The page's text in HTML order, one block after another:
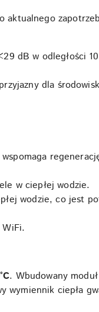
aktualnego
dB w odległości
dla
w ciepłej wodzie.
wodzie, co jest
. Wbudowany moduł
wymiennik ciepła